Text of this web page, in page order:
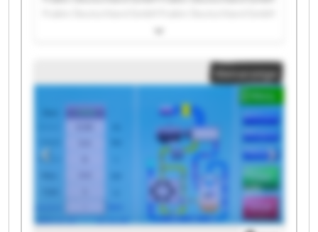
Fraikin Deutschland GmbH Fraikin Deutschland GmbH
Fraikin Deutschland GmbH Fraikin Deutschland GmbH
Fraikin Deutschland GmbH Fraikin Deutschland GmbH
Fraikin Deutschland GmbH Fraikin Deutschland GmbH
Fraikin Deutschland GmbH Fraikin Deutschland GmbH
Fraikin Deutschland GmbH Fraikin Deutschland GmbH
Fraikin Deutschland GmbH Fraikin Deutschland GmbH
Kleinanzeige